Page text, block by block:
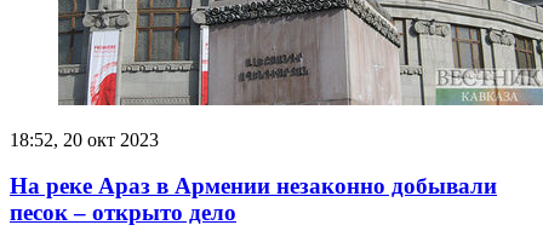
18:52, 20 окт 2023
На реке Араз в Армении незаконно добывали
песок – открыто дело